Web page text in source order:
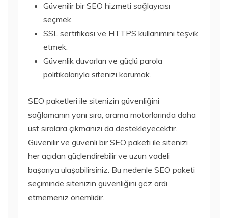
Güvenilir bir SEO hizmeti sağlayıcısı
seçmek.
SSL sertifikası ve HTTPS kullanımını teşvik
etmek.
Güvenlik duvarları ve güçlü parola
politikalarıyla sitenizi korumak.
SEO paketleri ile sitenizin güvenliğini
sağlamanın yanı sıra, arama motorlarında daha
üst sıralara çıkmanızı da destekleyecektir.
Güvenilir ve güvenli bir SEO paketi ile sitenizi
her açıdan güçlendirebilir ve uzun vadeli
başarıya ulaşabilirsiniz. Bu nedenle SEO paketi
seçiminde sitenizin güvenliğini göz ardı
etmemeniz önemlidir.